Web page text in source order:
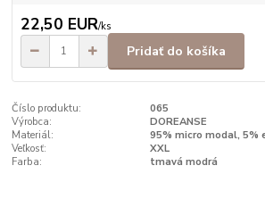
22,50 EUR/ks
Pridať do košíka
Číslo produktu:
065
Výrobca:
DOREANSE
Materiál:
95% micro modal, 5%
Veľkosť:
XXL
Farba:
tmavá modrá